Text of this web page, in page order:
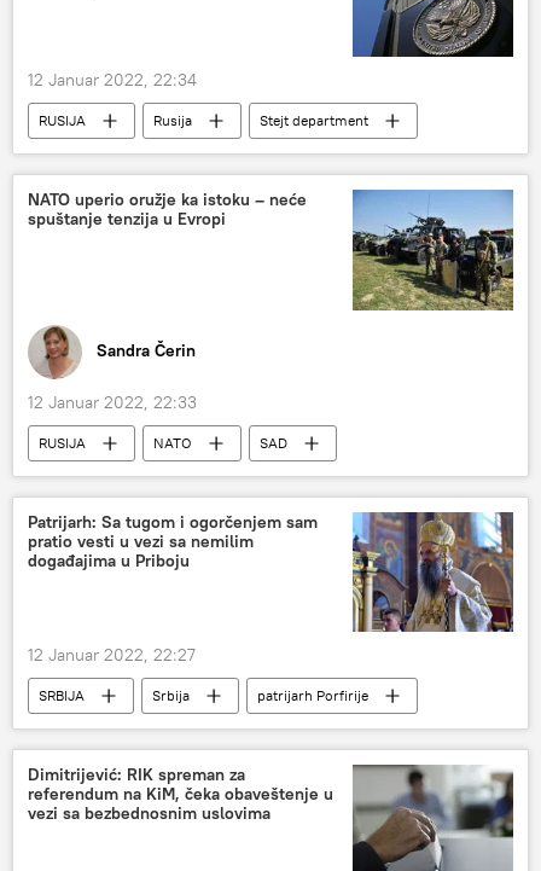
12 Januar 2022, 22:34
RUSIJA Rusija
Stejt department
sankcije Rusiji
SAD
NATO uperio oružje ka istoku – neće
spuštanje tenzija u Evropi
Sandra Čerin
12 Januar 2022, 22:33
RUSIJA NATO
SAD
Savet Rusija-NATO
Patrijarh: Sa tugom i ogorčenjem sam
pratio vesti u vezi sa nemilim
događajima u Priboju
12 Januar 2022, 22:27
SRBIJA Srbija
patrijarh Porfirije
Srbija – društvo
Društvo
Dimitrijević: RIK spreman za
referendum na KiM, čeka obaveštenje u
vezi sa bezbednosnim uslovima